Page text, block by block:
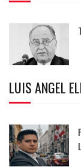
LUIS ANGEL